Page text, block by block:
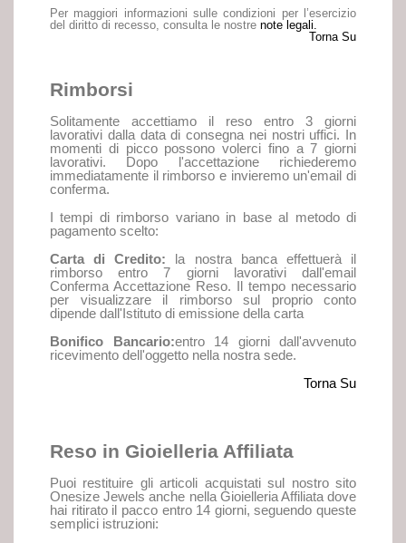
Per maggiori informazioni sulle condizioni per l’esercizio
del diritto di recesso, consulta le nostre note legali.
Torna Su
Rimborsi
Solitamente accettiamo il reso entro 3 giorni
lavorativi dalla data di consegna nei nostri uffici. In
momenti di picco possono volerci fino a 7 giorni
lavorativi. Dopo l'accettazione richiederemo
immediatamente il rimborso e invieremo un'email di
conferma.
I tempi di rimborso variano in base al metodo di
pagamento scelto:
Carta di Credito: la nostra banca effettuerà il
rimborso entro 7 giorni lavorativi dall'email
Conferma Accettazione Reso. Il tempo necessario
per visualizzare il rimborso sul proprio conto
dipende dall'Istituto di emissione della carta
Bonifico Bancario:entro 14 giorni dall'avvenuto
ricevimento dell'oggetto nella nostra sede.
Torna Su
Reso in Gioielleria Affiliata
Puoi restituire gli articoli acquistati sul nostro sito
Onesize Jewels anche nella Gioielleria Affiliata dove
hai ritirato il pacco entro 14 giorni, seguendo queste
semplici istruzioni: